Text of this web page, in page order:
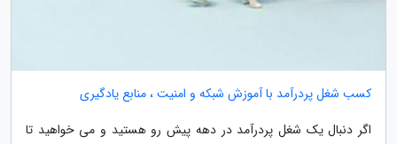
کسب شغل پردرآمد با آموزش شبکه و امنیت ، منابع یادگیری
اگر دنبال یک شغل پردرآمد در دهه پیش رو هستید و می خواهید تا